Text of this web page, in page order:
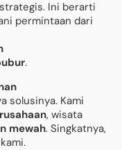
Ini berarti
permintaan dari
.
solusinya. Kami
, wisata
mewah. Singkatnya,